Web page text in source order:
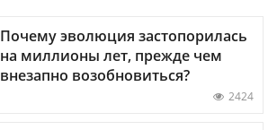
Почему эволюция застопорилась
на миллионы лет, прежде чем
внезапно возобновиться?
2424